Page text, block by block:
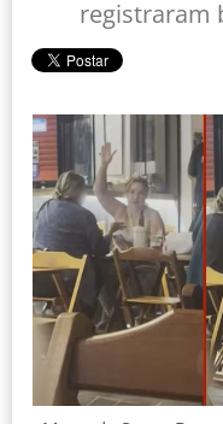
registraram